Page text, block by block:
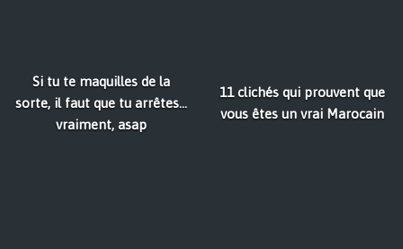
Si tu te maquilles de la
sorte, il faut que tu arrêtes...
vraiment, asap
11 clichés qui prouvent que
vous êtes un vrai Marocain